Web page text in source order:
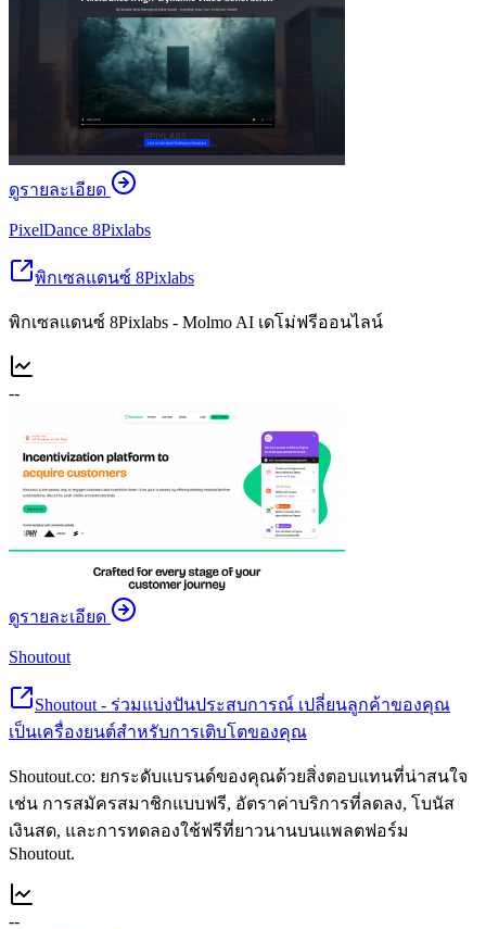
ดูรายละเอียด
PixelDance 8Pixlabs
พิกเซลแดนซ์ 8Pixlabs
พิกเซลแดนซ์ 8Pixlabs - Molmo AI เดโม่ฟรีออนไลน์
--
ดูรายละเอียด
Shoutout
Shoutout - ร่วมแบ่งปันประสบการณ์ เปลี่ยนลูกค้าของคุณ
เป็นเครื่องยนต์สำหรับการเติบโตของคุณ
Shoutout.co: ยกระดับแบรนด์ของคุณด้วยสิ่งตอบแทนที่น่าสนใจ
เช่น การสมัครสมาชิกแบบฟรี, อัตราค่าบริการที่ลดลง, โบนัส
เงินสด, และการทดลองใช้ฟรีที่ยาวนานบนแพลตฟอร์ม
Shoutout.
--